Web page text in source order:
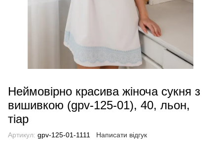
Неймовірно красива жіноча сукня з
вишивкою (gpv-125-01), 40, льон,
тіар
Артикул: gpv-125-01-1111 Написати відгук